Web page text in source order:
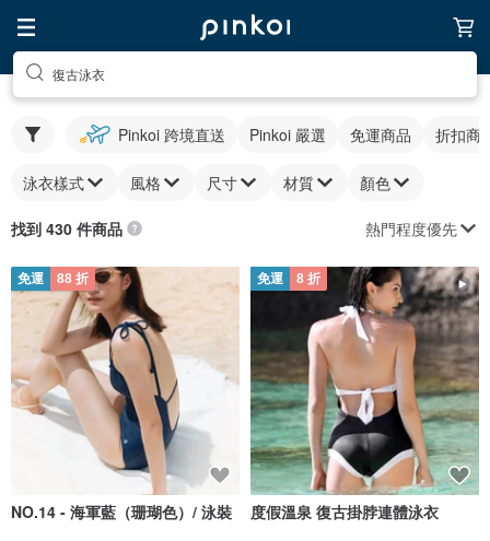
復古泳衣
Pinkoi 跨境直送 Pinkoi 嚴選 免運商品 折扣商
泳衣樣式 風格 尺寸 材質 顏色
找到 430 件商品 熱門程度優先
免運 88 折
NO.14 - 海軍藍（珊瑚色）/ 泳裝
免運 8 折
度假溫泉 復古掛脖連體泳衣